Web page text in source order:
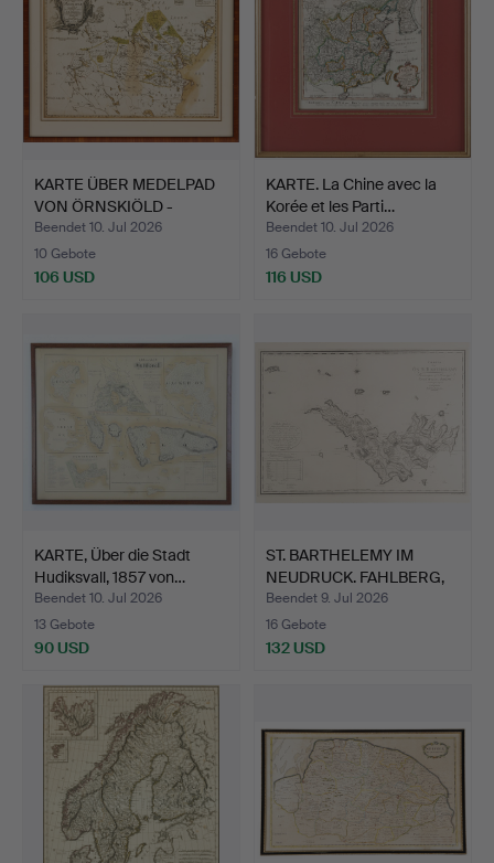
KARTE ÜBER MEDELPAD
VON ÖRNSKIÖLD -
CALVAG…
Beendet 10. Jul 2026
10 Gebote
106 USD
KARTE. La Chine avec la
Korée et les Parti…
Beendet 10. Jul 2026
16 Gebote
116 USD
KARTE, Über die Stadt
Hudiksvall, 1857 von…
Beendet 10. Jul 2026
13 Gebote
90 USD
ST. BARTHELEMY IM
NEUDRUCK. FAHLBERG,
SAMU…
Beendet 9. Jul 2026
16 Gebote
132 USD